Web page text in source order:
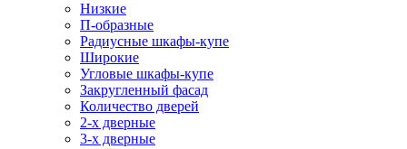
Низкие
П-образные
Радиусные шкафы-купе
Широкие
Угловые шкафы-купе
Закругленный фасад
Количество дверей
2-х дверные
3-х дверные